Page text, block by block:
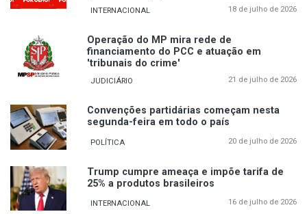
INTERNACIONAL 18 de julho de 2026
Operação do MP mira rede de
financiamento do PCC e atuação em
'tribunais do crime'
JUDICIÁRIO 21 de julho de 2026
Convenções partidárias começam nesta
segunda-feira em todo o país
POLÍTICA 20 de julho de 2026
Trump cumpre ameaça e impõe tarifa de
25% a produtos brasileiros
INTERNACIONAL 16 de julho de 2026